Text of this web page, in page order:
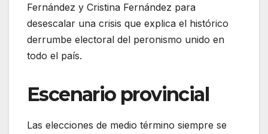
Fernández y Cristina Fernández para
desescalar una crisis que explica el histórico
derrumbe electoral del peronismo unido en
todo el país.
Escenario provincial
Las elecciones de medio término siempre se